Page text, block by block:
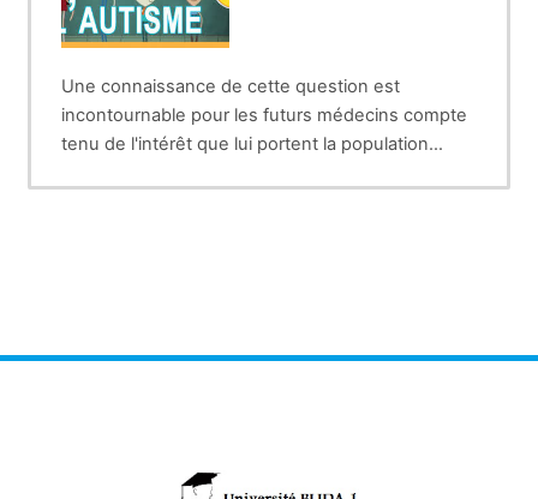
Une connaissance de cette question est
incontournable pour les futurs médecins compte
tenu de l'intérêt que lui portent la population